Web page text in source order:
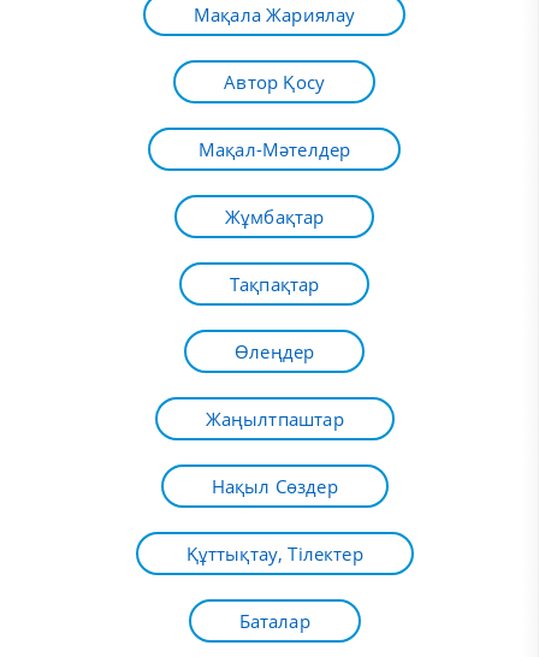
Мақала Жариялау
Автор Қосу
Мақал-Мәтелдер
Жұмбақтар
Тақпақтар
Өлеңдер
Жаңылтпаштар
Нақыл Сөздер
Құттықтау, Тілектер
Баталар